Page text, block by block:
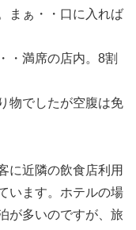
まぁ・・口に入れば
・満席の店内。8割
物でしたが空腹は免
に近隣の飲食店利用
います。ホテルの場
が多いのですが、旅